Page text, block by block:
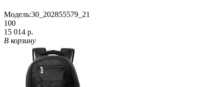
Модель:30_202855579_21
100
15 014 р.
В корзину